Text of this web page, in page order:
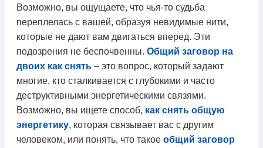
Возможно, вы ощущаете, что чья-то судьба
переплелась с вашей, образуя невидимые нити,
которые не дают вам двигаться вперед. Эти
подозрения не беспочвенны. Общий заговор на
двоих как снять – это вопрос, который задают
многие, кто сталкивается с глубокими и часто
деструктивными энергетическими связями.
Возможно, вы ищете способ, как снять общую
энергетику, которая связывает вас с другим
человеком, или понять, что такое общий заговор